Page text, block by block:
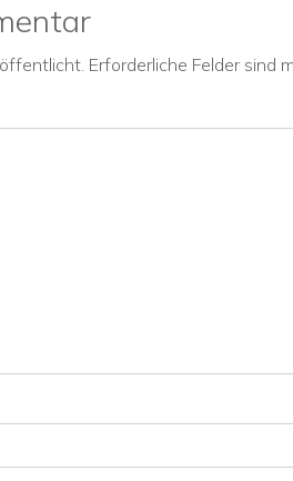
Erforderliche Felder sind